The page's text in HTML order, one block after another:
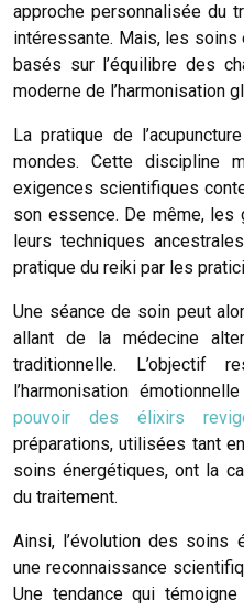
approche personnalisée du
intéressante. Mais, les soins
basés sur l’équilibre des
moderne de l’harmonisation
La pratique de
mondes. Cette discipline
exigences scientifiques
son essence. De même, les
leurs techniques
pratique du reiki par les
Une séance de soin peut
allant de la médecine
traditionnelle.
l’harmonisation
pouvoir des élixirs
préparations, utilisées tant
soins énergétiques, ont la
du traitement.
Ainsi, l’évolution des soins
une reconnaissance
Une tendance qui